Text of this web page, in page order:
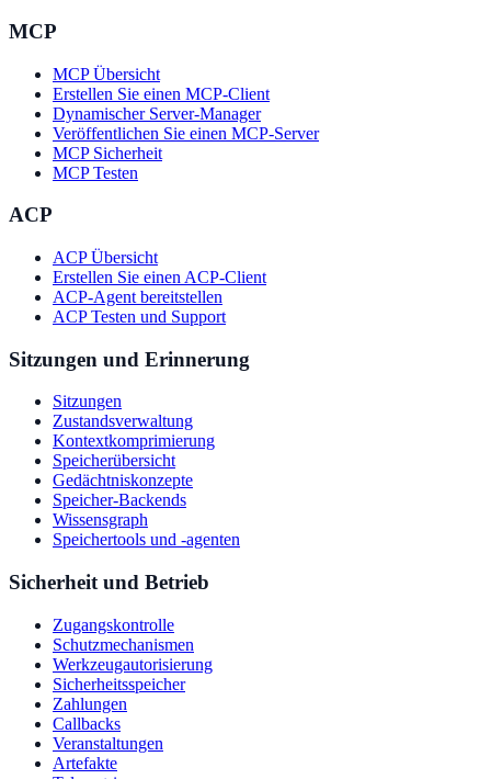
MCP
MCP Übersicht
Erstellen Sie einen MCP-Client
Dynamischer Server-Manager
Veröffentlichen Sie einen MCP-Server
MCP Sicherheit
MCP Testen
ACP
ACP Übersicht
Erstellen Sie einen ACP-Client
ACP-Agent bereitstellen
ACP Testen und Support
Sitzungen und Erinnerung
Sitzungen
Zustandsverwaltung
Kontextkomprimierung
Speicherübersicht
Gedächtniskonzepte
Speicher-Backends
Wissensgraph
Speichertools und -agenten
Sicherheit und Betrieb
Zugangskontrolle
Schutzmechanismen
Werkzeugautorisierung
Sicherheitsspeicher
Zahlungen
Callbacks
Veranstaltungen
Artefakte